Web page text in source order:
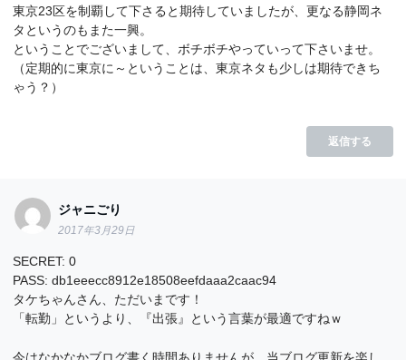
東京23区を制覇して下さると期待していましたが、更なる静岡ネ
タというのもまた一興。
ということでございまして、ボチボチやっていって下さいませ。
（定期的に東京に～ということは、東京ネタも少しは期待できち
ゃう？）
返信する
ジャニごり
2017年3月29日
SECRET: 0
PASS: db1eeecc8912e18508eefdaaa2caac94
タケちゃんさん、ただいまです！
「転勤」というより、『出張』という言葉が最適ですねｗ
今はなかなかブログ書く時間ありませんが、当ブログ更新を楽し